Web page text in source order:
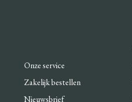
Onze service
Zakelijk bestellen
Nieuwsbrief